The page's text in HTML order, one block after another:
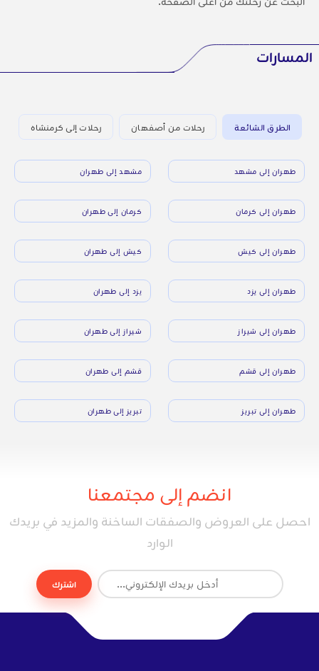
المسارات
الطرق الشائعة رحلات من أصفهان رحلات إلى كرمنشاه
طهران إلى مشهد مشهد إلى طهران
طهران إلى كرمان كرمان إلى طهران
طهران إلى كيش كيش إلى طهران
طهران إلى يزد يزد إلى طهران
طهران إلى شيراز شيراز إلى طهران
طهران إلى قشم قشم إلى طهران
طهران إلى تبريز تبريز إلى طهران
انضم إلى مجتمعنا
احصل على العروض والصفقات الساخنة والمزيد في بريدك
الوارد
اشترك